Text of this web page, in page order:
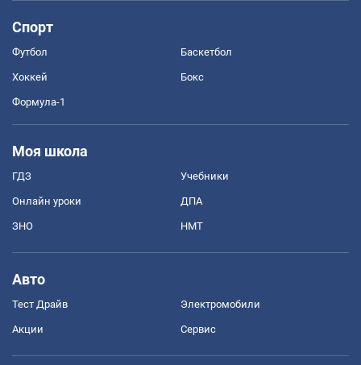
Спорт
Футбол Баскетбол
Хоккей Бокс
Формула-1
Моя школа
ГДЗ Учебники
Онлайн уроки ДПА
ЗНО НМТ
Авто
Тест Драйв Электромобили
Акции Сервис